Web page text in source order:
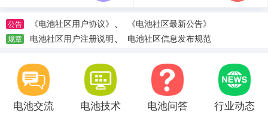
公告 《电池社区用户协议》 、 《电池社区最新公告》
规章 电池社区用户注册说明、 电池社区信息发布规范
电池交流 电池技术 电池问答 行业动态